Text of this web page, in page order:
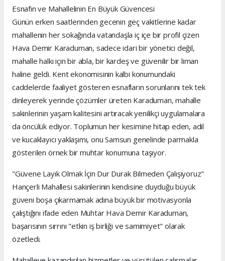
Esnafın ve Mahallelinin En Büyük Güvencesi
Günün erken saatlerinden gecenin geç vakitlerine kadar
mahallenin her sokağında vatandaşla iç içe bir profil çizen
Hava Demir Karaduman, sadece idari bir yönetici değil,
mahalle halkı için bir abla, bir kardeş ve güvenilir bir liman
haline geldi. Kent ekonomisinin kalbi konumundaki
caddelerde faaliyet gösteren esnafların sorunlarını tek tek
dinleyerek yerinde çözümler üreten Karaduman, mahalle
sakinlerinin yaşam kalitesini artıracak yenilikçi uygulamalara
da öncülük ediyor. Toplumun her kesimine hitap eden, adil
ve kucaklayıcı yaklaşımı, onu Samsun genelinde parmakla
gösterilen örnek bir muhtar konumuna taşıyor.
"Güvene Layık Olmak İçin Dur Durak Bilmeden Çalışıyoruz"
Hançerli Mahallesi sakinlerinin kendisine duyduğu büyük
güveni boşa çıkarmamak adına büyük bir motivasyonla
çalıştığını ifade eden Muhtar Hava Demir Karaduman,
başarısının sırrını "etkin iş birliği ve samimiyet" olarak
özetledi.